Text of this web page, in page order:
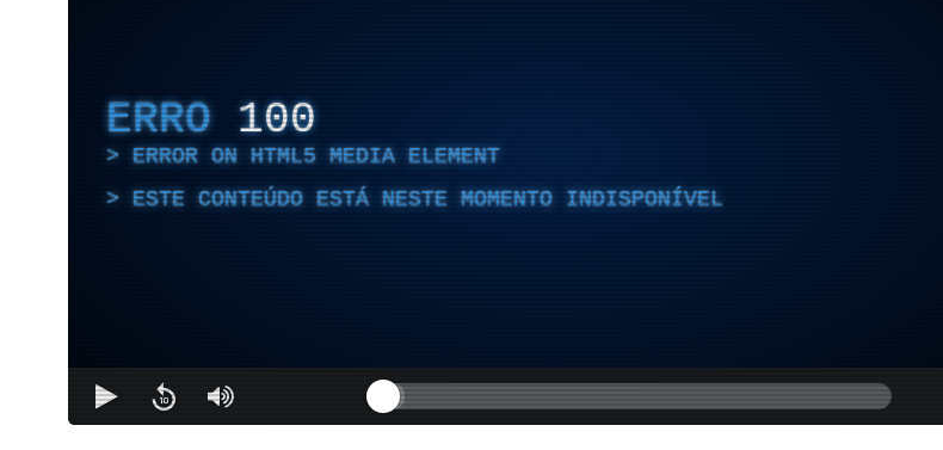
ERRO 100
ERROR ON HTML5 MEDIA ELEMENT
ESTE CONTEÚDO ESTÁ NESTE MOMENTO INDISPONÍVEL